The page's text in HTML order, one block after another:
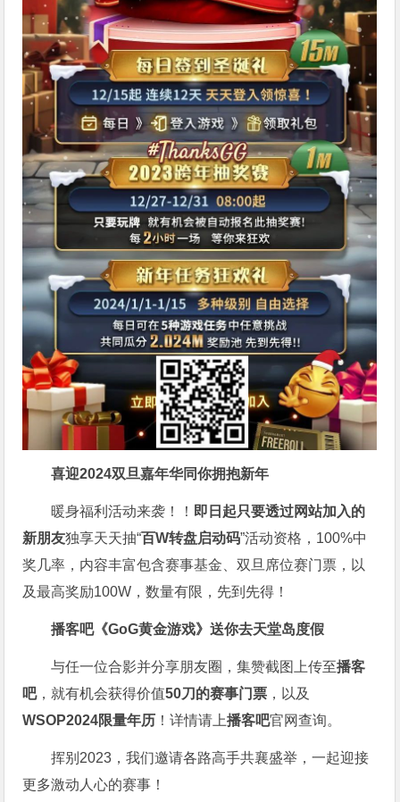
喜迎2024双旦嘉年华同你拥抱新年
暖身福利活动来袭！！ 即日起只要透过网站加入的
新朋友独享天天抽“百W转盘启动码”活动资格，100%中
奖几率，内容丰富包含赛事基金、双旦席位赛门票，以
及最高奖励100W，数量有限，先到先得！
播客吧《GoG黄金游戏》送你去天堂岛度假
与任一位合影并分享朋友圈，集赞截图上传至播客
吧，就有机会获得价值50刀的赛事门票 ，以及
WSOP2024限量年历 ！详情请上播客吧官网查询。
挥别2023，我们邀请各路高手共襄盛举，一起迎接
更多激动人心的赛事！